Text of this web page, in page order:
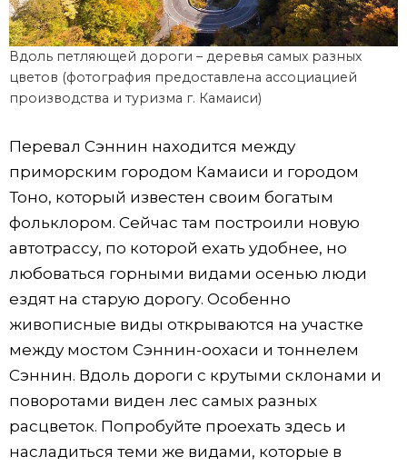
Вдоль петляющей дороги – деревья самых разных
цветов (фотография предоставлена ассоциацией
производства и туризма г. Камаиси)
Перевал Сэннин находится между
приморским городом Камаиси и городом
Тоно, который известен своим богатым
фольклором. Сейчас там построили новую
автотрассу, по которой ехать удобнее, но
любоваться горными видами осенью люди
ездят на старую дорогу. Особенно
живописные виды открываются на участке
между мостом Сэннин-оохаси и тоннелем
Сэннин. Вдоль дороги с крутыми склонами и
поворотами виден лес самых разных
расцветок. Попробуйте проехать здесь и
насладиться теми же видами, которые в